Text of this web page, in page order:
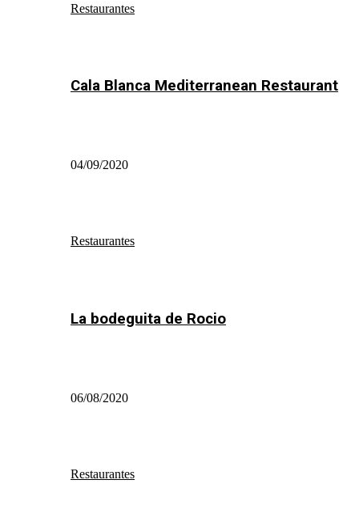
Restaurantes
Cala Blanca Mediterranean Restaurant
04/09/2020
Restaurantes
La bodeguita de Rocio
06/08/2020
Restaurantes